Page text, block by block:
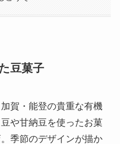
豆菓子
賀・能登の貴重な有機
や甘納豆を使ったお菓
季節のデザインが描か